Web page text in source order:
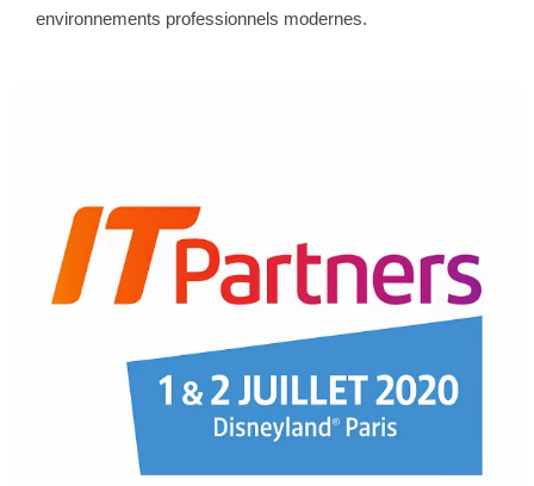
environnements professionnels modernes.